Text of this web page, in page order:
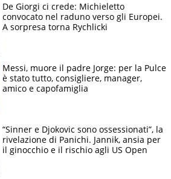
De Giorgi ci crede: Michieletto
convocato nel raduno verso gli Europei.
A sorpresa torna Rychlicki
Messi, muore il padre Jorge: per la Pulce
è stato tutto, consigliere, manager,
amico e capofamiglia
“Sinner e Djokovic sono ossessionati”, la
rivelazione di Panichi. Jannik, ansia per
il ginocchio e il rischio agli US Open